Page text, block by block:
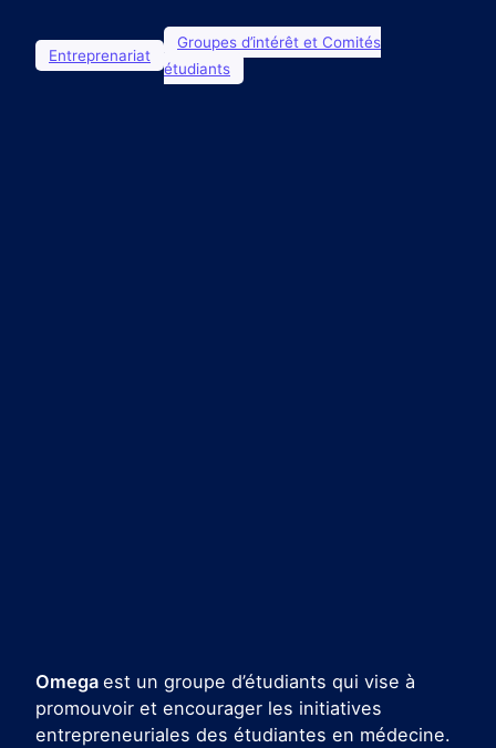
Entreprenariat
Groupes d’intérêt et Comités
étudiants
Omega est un groupe d’étudiants qui vise à
promouvoir et encourager les initiatives
entrepreneuriales des étudiantes en médecine.